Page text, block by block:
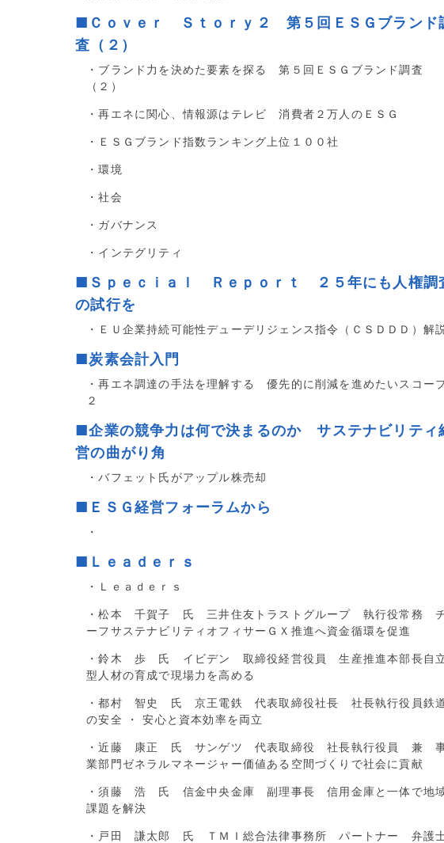
■Ｃｏｖｅｒ Ｓｔｏｒｙ２ 第５回ＥＳＧブランド
査（２）
・ブランド力を決めた要素を探る 第５回ＥＳＧブランド調査
（２）
・再エネに関心、情報源はテレビ 消費者２万人のＥＳＧ
・ＥＳＧブランド指数ランキング上位１００社
・環境
・社会
・ガバナンス
・インテグリティ
■Ｓｐｅｃｉａｌ Ｒｅｐｏｒｔ ２５年にも人権調
の試行を
・ＥＵ企業持続可能性デューデリジェンス指令（ＣＳＤＤＤ）解説
■炭素会計入門
・再エネ調達の手法を理解する 優先的に削減を進めたいスコー
２
■企業の競争力は何で決まるのか サステナビリティ
営の曲がり角
・バフェット氏がアップル株売却
■ＥＳＧ経営フォーラムから
・
■Ｌｅａｄｅｒｓ
・Ｌｅａｄｅｒｓ
・松本 千賀子 氏 三井住友トラストグループ 執行役常務
ーフサステナビリティオフィサーＧＸ推進へ資金循環を促進
・鈴木 歩 氏 イビデン 取締役経営役員 生産推進本部長自
型人材の育成で現場力を高める
・都村 智史 氏 京王電鉄 代表取締役社長 社長執行役員鉄
の安全 ・ 安心と資本効率を両立
・近藤 康正 氏 サンゲツ 代表取締役 社長執行役員 兼
業部門ゼネラルマネージャー価値ある空間づくりで社会に貢献
・須藤 浩 氏 信金中央金庫 副理事長 信用金庫と一体で地
課題を解決
・戸田 謙太郎 氏 ＴＭＩ総合法律事務所 パートナー 弁護